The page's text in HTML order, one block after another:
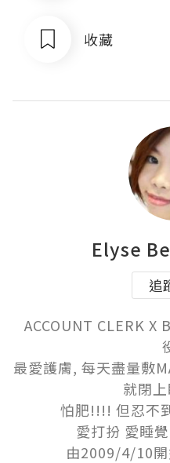
收藏
Elyse
追
ACCOUNT CLERK X
最愛護膚, 每天盡量敷
就閉
怕肥!!!! 但忍不
愛打扮 愛睡
由2009/4/10開